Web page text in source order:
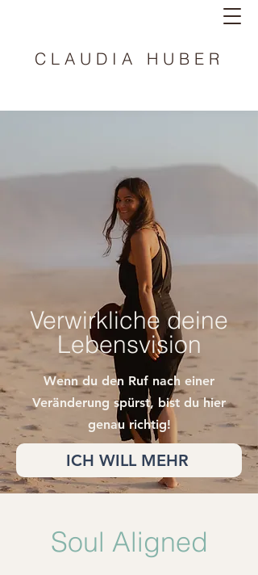
CLAUDIA HUBER
Verwirkliche deine
Lebensvision
Wenn du den Ruf nach einer
Veränderung spürst, bist du hier
genau richtig!
ICH WILL MEHR
Soul Aligned